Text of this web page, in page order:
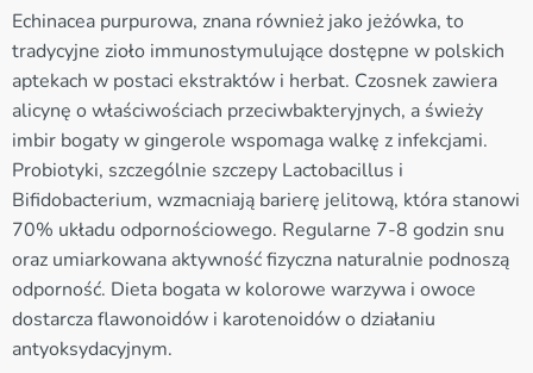
Echinacea purpurowa, znana również jako jeżówka, to
tradycyjne zioło immunostymulujące dostępne w polskich
aptekach w postaci ekstraktów i herbat. Czosnek zawiera
alicynę o właściwościach przeciwbakteryjnych, a świeży
imbir bogaty w gingerole wspomaga walkę z infekcjami.
Probiotyki, szczególnie szczepy Lactobacillus i
Bifidobacterium, wzmacniają barierę jelitową, która stanowi
70% układu odpornościowego. Regularne 7-8 godzin snu
oraz umiarkowana aktywność fizyczna naturalnie podnoszą
odporność. Dieta bogata w kolorowe warzywa i owoce
dostarcza flawonoidów i karotenoidów o działaniu
antyoksydacyjnym.